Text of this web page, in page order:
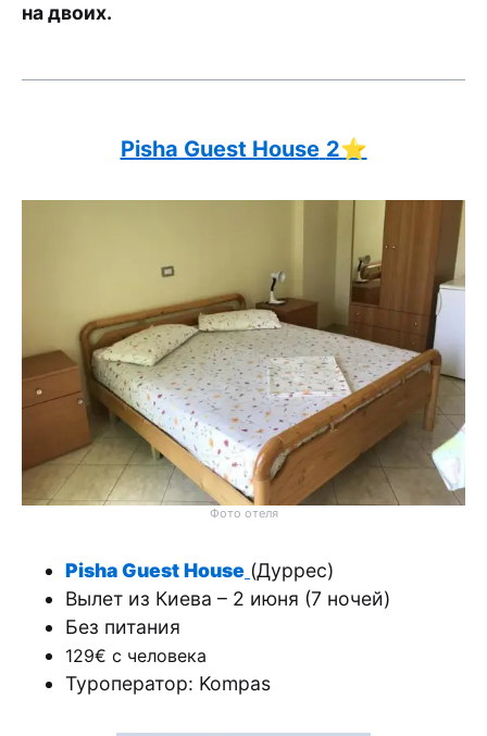
на двоих.
Pisha Guest House 2⭐️
Фото отеля
Pisha Guest House (Дуррес)
Вылет из Киева – 2 июня (7 ночей)
Без питания
129€ с человека
Туроператор: Kompas